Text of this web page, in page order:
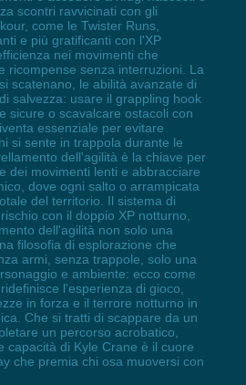
scontri ravvicinati con gli
come le Twister Runs,
e più gratificanti con l'XP
nei movimenti che
ricompense senza interruzioni. La
scatenano, le abilità avanzate di
salvezza: usare il grappling hook
sicure o scavalcare ostacoli con
essenziale per evitare
si sente in trappola durante le
dell'agilità è la chiave per
dei movimenti lenti e abbracciare
dove ogni salto o arrampicata
del territorio. Il sistema di
con il doppio XP notturno,
dell'agilità non solo una
filosofia di esplorazione che
armi, senza trappole, solo una
e ambiente: ecco come
l'esperienza di gioco,
in forza e il terrore notturno in
Che si tratti di scappare da un
un percorso acrobatico,
capacità di Kyle Crane è il cuore
che premia chi osa muoversi con